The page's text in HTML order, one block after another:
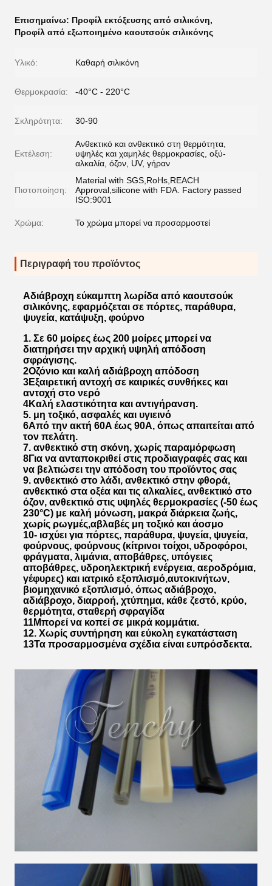
Επισημαίνω: Προφίλ εκτόξευσης από σιλικόνη,
Προφίλ από εξωποιημένο καουτσούκ σιλικόνης
Υλικό: Καθαρή σιλικόνη
Θερμοκρασία: -40°C - 220°C
Σκληρότητα: 30-90
Εκτέλεση:
Ανθεκτικό και ανθεκτικό στη θερμότητα,
υψηλές και χαμηλές θερμοκρασίες, οξύ-
αλκαλία, όζον, UV, γήραν
Πιστοποίηση:
Material with SGS,RoHs,REACH
Approval,silicone with FDA. Factory passed
ISO:9001
Χρώμα: Το χρώμα μπορεί να προσαρμοστεί
Περιγραφή του προϊόντος
Αδιάβροχη εύκαμπτη λωρίδα από καουτσούκ
σιλικόνης, εφαρμόζεται σε πόρτες, παράθυρα,
ψυγεία, κατάψυξη, φούρνο
1. Σε 60 μοίρες έως 200 μοίρες μπορεί να
διατηρήσει την αρχική υψηλή απόδοση
σφράγισης.
2Οζόνιο και καλή αδιάβροχη απόδοση
3Εξαιρετική αντοχή σε καιρικές συνθήκες και
αντοχή στο νερό
4Καλή ελαστικότητα και αντιγήρανση.
5. μη τοξικό, ασφαλές και υγιεινό
6Από την ακτή 60A έως 90A, όπως απαιτείται από
τον πελάτη.
7. ανθεκτικό στη σκόνη, χωρίς παραμόρφωση
8Για να ανταποκριθεί στις προδιαγραφές σας και
να βελτιώσει την απόδοση του προϊόντος σας
9. ανθεκτικό στο λάδι, ανθεκτικό στην φθορά,
ανθεκτικό στα οξέα και τις αλκαλίες, ανθεκτικό στο
όζον, ανθεκτικό στις υψηλές θερμοκρασίες (-50 έως
230°C) με καλή μόνωση, μακρά διάρκεια ζωής,
χωρίς ρωγμές,αβλαβές μη τοξικό και άοσμο
10- ισχύει για πόρτες, παράθυρα, ψυγεία, ψυγεία,
φούρνους, φούρνους (κίτρινοι τοίχοι, υδροφόροι,
φράγματα, λιμάνια, αποβάθρες, υπόγειες
αποβάθρες, υδροηλεκτρική ενέργεια, αεροδρόμια,
γέφυρες) και ιατρικό εξοπλισμό,αυτοκινήτων,
βιομηχανικό εξοπλισμό, όπως αδιάβροχο,
αδιάβροχο, διαρροή, χτύπημα, κάθε ζεστό, κρύο,
θερμότητα, σταθερή σφραγίδα
11Μπορεί να κοπεί σε μικρά κομμάτια.
12. Χωρίς συντήρηση και εύκολη εγκατάσταση
13Τα προσαρμοσμένα σχέδια είναι ευπρόσδεκτα.